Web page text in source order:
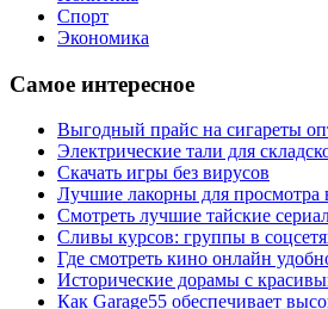
Спорт
Экономика
Самое интересное
Выгодный прайс на сигареты
Электрические тали для
Скачать игры без вирусов
Лучшие лакорны для просмотра
Смотреть лучшие тайские
Сливы курсов: группы в
Где смотреть кино онлайн
Исторические дорамы с
Как Garage55 обеспечивает